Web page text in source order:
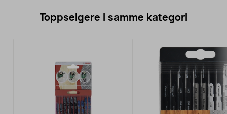
Toppselgere i samme kategori